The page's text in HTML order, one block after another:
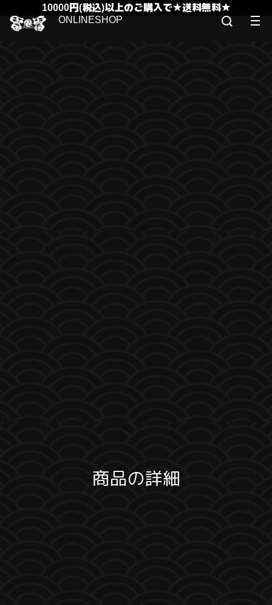
10000円(税込)以上のご購入で★送料無料★
商品の詳細
ONLINESHOP